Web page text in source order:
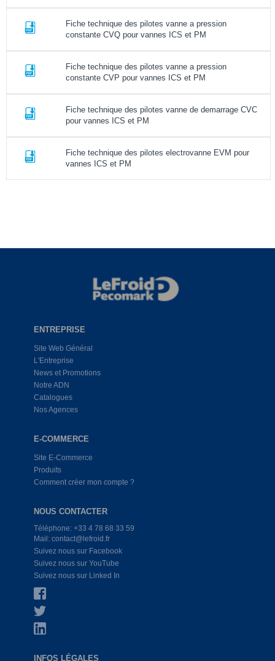
Fiche technique des pilotes vanne a pression
constante CVQ pour vannes ICS et PM
Fiche technique des pilotes vanne a pression
constante CVP pour vannes ICS et PM
Fiche technique des pilotes vanne de demarrage CVC
pour vannes ICS et PM
Fiche technique des pilotes electrovanne EVM pour
vannes ICS et PM
ENTREPRISE
Site Web Général
L'Entreprise
News et Promotions
Notre ADN
Catalogues
Nos Agences
E-COMMERCE
Site E-Commerce
Produits
Comment créer mon compte ?
NOUS CONTACTER
Téléphone: +33 4 78 68 33 59
Mail: contact@lefroid.fr
Suivez nous sur Facebook
Suivez nous sur YouTube
Suivez nous sur Linked In
INFOS LÉGALES